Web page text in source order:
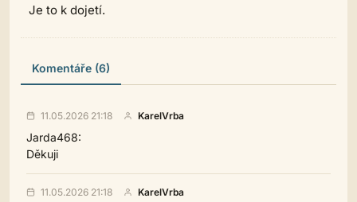
Je to k dojetí.
Komentáře (6)
11.05.2026 21:18 KarelVrba
Jarda468:
Děkuji
11.05.2026 21:18 KarelVrba